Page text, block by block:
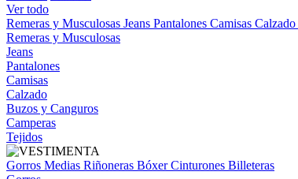
Ver todo
Remeras y Musculosas Jeans Pantalones Camisas Calzado
Remeras y Musculosas
Jeans
Pantalones
Camisas
Calzado
Buzos y Canguros
Camperas
Tejidos
Gorros Medias Riñoneras BóxerCinturones Billeteras